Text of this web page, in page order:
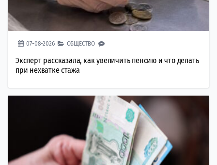
07-08-2026 ОБЩЕСТВО
Эксперт рассказала, как увеличить пенсию и что делать
при нехватке стажа